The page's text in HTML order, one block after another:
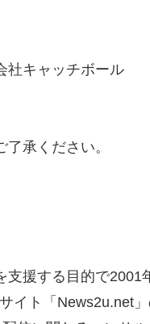
キャッチボール
承ください。
援する目的で2001
イト「News2u.net